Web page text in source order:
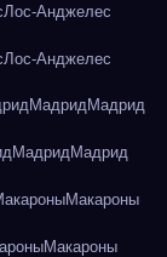
Лос-Анджелес
Лос-Анджелес
МадридМадрид
МадридМадрид
Макароны
Макароны